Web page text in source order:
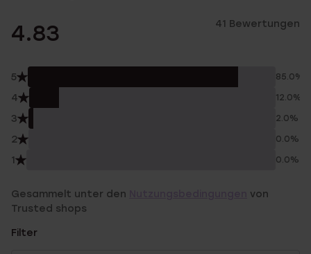
4.83 41 Bewertungen
5 85.0%
4 12.0%
3 2.0%
2 0.0%
1 0.0%
Gesammelt unter den
von
Trusted shops
Filter